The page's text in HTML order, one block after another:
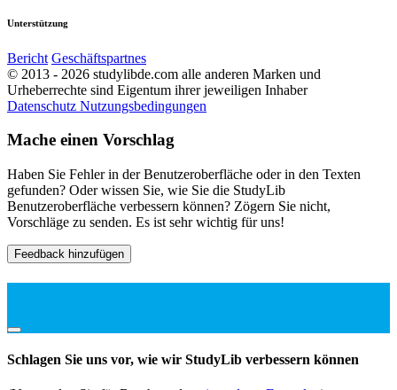
Unterstützung
Bericht Geschäftspartnes
© 2013 - 2026 studylibde.com alle anderen Marken und
Urheberrechte sind Eigentum ihrer jeweiligen Inhaber
Datenschutz Nutzungsbedingungen
Mache einen Vorschlag
Haben Sie Fehler in der Benutzeroberfläche oder in den Texten
gefunden? Oder wissen Sie, wie Sie die StudyLib
Benutzeroberfläche verbessern können? Zögern Sie nicht,
Vorschläge zu senden. Es ist sehr wichtig für uns!
Feedback hinzufügen
Schlagen Sie uns vor, wie wir StudyLib verbessern können